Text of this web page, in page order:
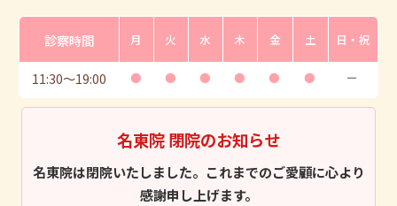
診察時間 月 火 水 木 金 土 日・祝
11:30〜19:00 ● ● ● ● ● ● ー
名東院 閉院のお知らせ
名東院は閉院いたしました。これまでのご愛顧に心より
感謝申し上げます。